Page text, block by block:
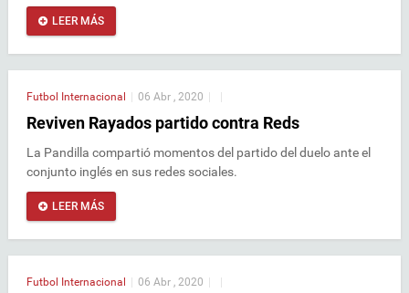
LEER MÁS
Futbol Internacional 06 Abr , 2020
Reviven Rayados partido contra Reds
La Pandilla compartió momentos del partido del duelo ante el
conjunto inglés en sus redes sociales.
LEER MÁS
Futbol Internacional 06 Abr , 2020